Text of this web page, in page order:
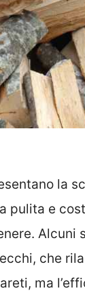
la
pulita e
Alcuni
che
ma